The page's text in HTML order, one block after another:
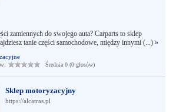
zamiennych do swojego auta? Carparts to sklep
tanie części samochodowe, między innymi (...) »
Średnia 0 (0 głosów)
Sklep motoryzacyjny
https://alcatras.pl